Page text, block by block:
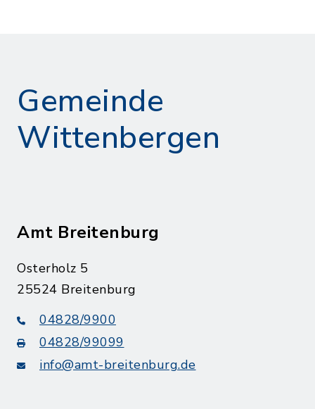
Gemeinde
Wittenbergen
Amt Breitenburg
Osterholz 5
25524 Breitenburg
04828/9900
04828/99099
info@amt-breitenburg.de